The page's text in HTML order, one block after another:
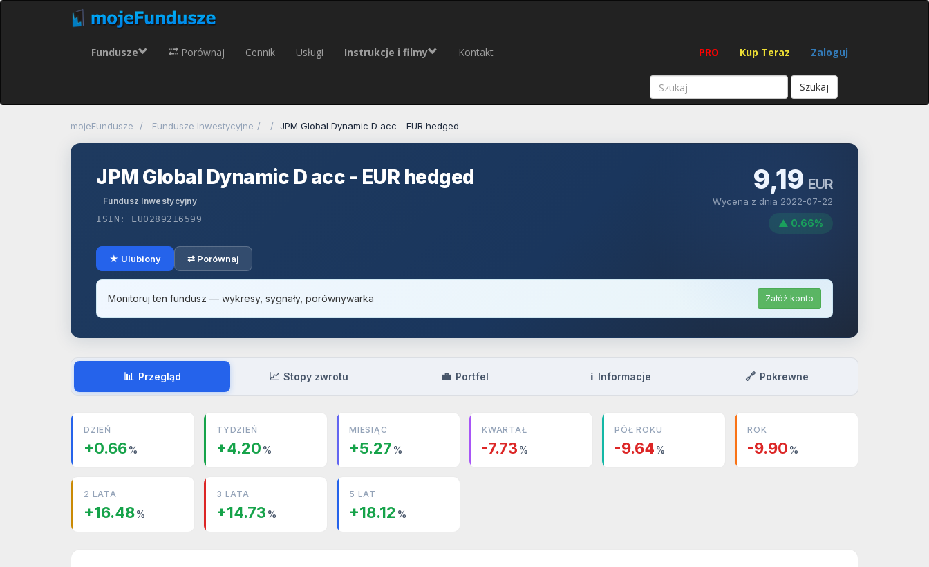
PRO Kup Teraz Zaloguj
Fundusze Porównaj Cennik Usługi Instrukcje i filmy Kontakt
Szukaj
mojeFundusze Fundusze Inwestycyjne JPM Global Dynamic D acc - EUR hedged
JPM Global Dynamic D acc - EUR hedged
Fundusz Inwestycyjny
ISIN: LU0289216599
9,19 EUR
Wycena z dnia 2022-07-22
▲ 0.66%
★ Ulubiony ⇄ Porównaj
Monitoruj ten fundusz — wykresy, sygnały, porównywarka Załóż konto
📊 Przegląd 📈 Stopy zwrotu 💼 Portfel ℹ️ Informacje 🔗 Pokrewne
DZIEŃ
+0.66%
TYDZIEŃ
+4.20 %
MIESIĄC
+5.27 %
KWARTAŁ
-7.73 %
PÓŁ ROKU
-9.64 %
ROK
-9.90 %
2 LATA
+16.48%
3 LATA
+14.73 %
5 LAT
+18.12 %